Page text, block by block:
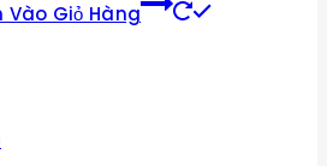
Vào Giỏ Hàng